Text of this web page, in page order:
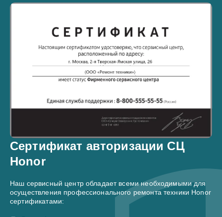
Сертификат авторизации СЦ
Honor
Наш сервисный центр обладает всеми необходимыми для
осуществления профессионального ремонта техники Honor
сертификатами: